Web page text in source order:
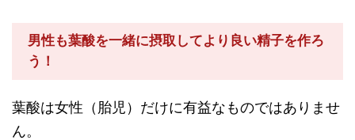
男性も葉酸を一緒に摂取してより良い精子を作ろ
う！
葉酸は女性（胎児）だけに有益なものではありませ
ん。